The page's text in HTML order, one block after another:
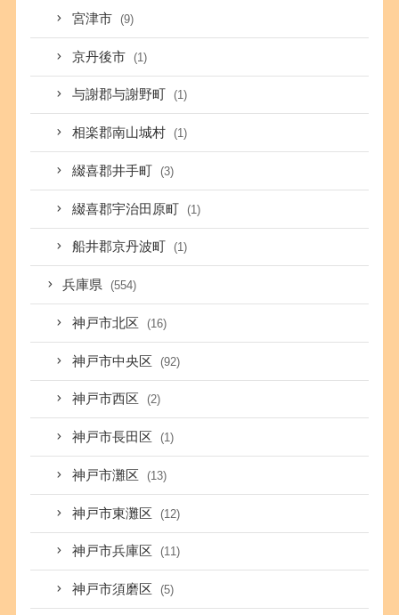
宮津市 (9)
京丹後市 (1)
与謝郡与謝野町 (1)
相楽郡南山城村 (1)
綴喜郡井手町 (3)
綴喜郡宇治田原町 (1)
船井郡京丹波町 (1)
兵庫県 (554)
神戸市北区 (16)
神戸市中央区 (92)
神戸市西区 (2)
神戸市長田区 (1)
神戸市灘区 (13)
神戸市東灘区 (12)
神戸市兵庫区 (11)
神戸市須磨区 (5)